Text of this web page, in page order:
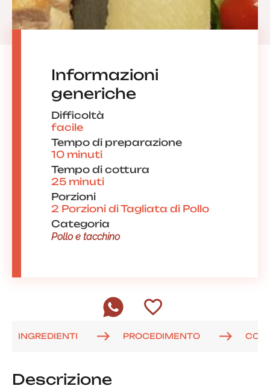
Informazioni
generiche
Difficoltà
facile
Tempo di preparazione
10 minuti
Tempo di cottura
25 minuti
Porzioni
2 Porzioni di Tagliata di Pollo
Categoria
Pollo e tacchino
INGREDIENTI PROCEDIMENTO
Descrizione